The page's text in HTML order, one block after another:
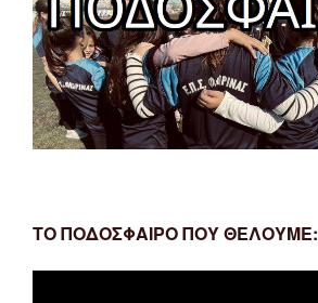
ΤΟ ΠΟΔΟΣΦΑΙΡΟ ΠΟΥ ΘΕΛΟΥΜΕ: